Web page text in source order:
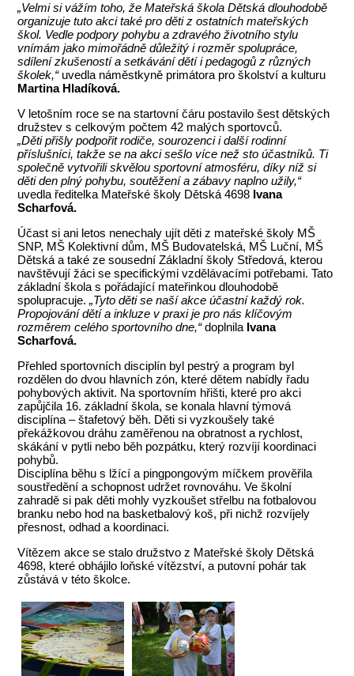
„Velmi si vážím toho, že Mateřská škola Dětská dlouhodobě
organizuje tuto akci také pro děti z ostatních mateřských
škol. Vedle podpory pohybu a zdravého životního stylu
vnímám jako mimořádně důležitý i rozměr spolupráce,
sdílení zkušeností a setkávání dětí i pedagogů z různých
školek,“uvedla náměstkyně primátora pro školství a kulturu
Martina Hladíková.
V letošním roce se na startovní čáru postavilo šest dětských
družstev s celkovým počtem 42 malých sportovců.
„Děti přišly podpořit rodiče, sourozenci i další rodinní
příslušníci, takže se na akci sešlo více než sto účastníků. Ti
společně vytvořili skvělou sportovní atmosféru, díky níž si
děti den plný pohybu, soutěžení a zábavy naplno užily,“
uvedla ředitelka Mateřské školy Dětská 4698 Ivana
Scharfová.
Účast si ani letos nenechaly ujít děti z mateřské školy MŠ
SNP, MŠ Kolektivní dům, MŠ Budovatelská, MŠ Luční, MŠ
Dětská a také ze sousední Základní školy Středová, kterou
navštěvují žáci se specifickými vzdělávacími potřebami. Tato
základní škola s pořádající mateřinkou dlouhodobě
spolupracuje.„Tyto děti se naší akce účastní každý rok.
Propojování dětí a inkluze v praxi je pro nás klíčovým
rozměrem celého sportovního dne,“doplnila Ivana
Scharfová.
Přehled sportovních disciplín byl pestrý a program byl
rozdělen do dvou hlavních zón, které dětem nabídly řadu
pohybových aktivit. Na sportovním hřišti, které pro akci
zapůjčila 16. základní škola, se konala hlavní týmová
disciplína – štafetový běh. Děti si vyzkoušely také
překážkovou dráhu zaměřenou na obratnost a rychlost,
skákání v pytli nebo běh pozpátku, který rozvíjí koordinaci
pohybů.
Disciplína běhu s lžící a pingpongovým míčkem prověřila
soustředění a schopnost udržet rovnováhu. Ve školní
zahradě si pak děti mohly vyzkoušet střelbu na fotbalovou
branku nebo hod na basketbalový koš, při nichž rozvíjely
přesnost, odhad a koordinaci.
Vítězem akce se stalo družstvo z Mateřské školy Dětská
4698, které obhájilo loňské vítězství, a putovní pohár tak
zůstává v této školce.